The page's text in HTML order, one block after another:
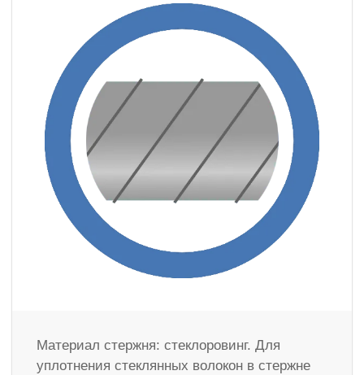
Материал стержня: стеклоровинг. Для
уплотнения стеклянных волокон в стержне